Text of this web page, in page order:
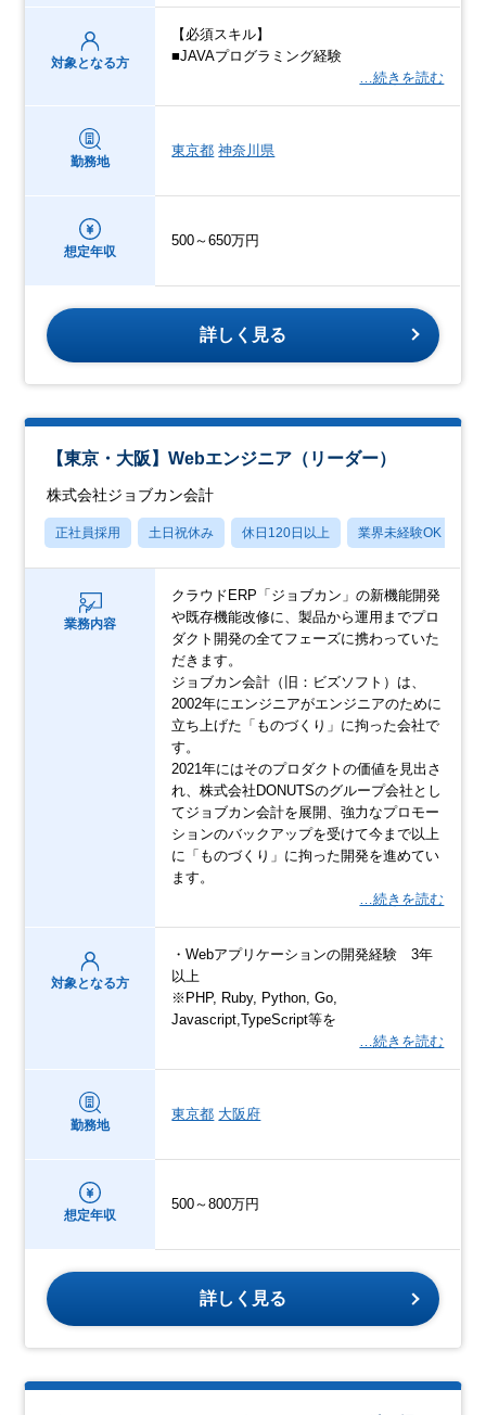
対象となる方
【必須スキル】
■JAVAプログラミング経験
…続きを読む
勤務地
東京都 神奈川県
想定年収
500～650万円
詳しく見る
【東京・大阪】Webエンジニア（リーダー）
株式会社ジョブカン会計
正社員採用 土日祝休み 休日120日以上 業界未経験OK
業務内容
クラウドERP「ジョブカン」の新機能開発
や既存機能改修に、製品から運用までプロ
ダクト開発の全てフェーズに携わっていた
だきます。
ジョブカン会計（旧：ビズソフト）は、
2002年にエンジニアがエンジニアのために
立ち上げた「ものづくり」に拘った会社で
す。
2021年にはそのプロダクトの価値を見出さ
れ、株式会社DONUTSのグループ会社とし
てジョブカン会計を展開、強力なプロモー
ションのバックアップを受けて今まで以上
に「ものづくり」に拘った開発を進めてい
ます。
…続きを読む
対象となる方
・Webアプリケーションの開発経験 3年
以上
※PHP, Ruby, Python, Go,
Javascript,TypeScript等を
…続きを読む
勤務地
東京都 大阪府
想定年収
500～800万円
詳しく見る